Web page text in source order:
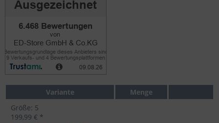
Variante
Menge
Größe: 5
199,99 € *